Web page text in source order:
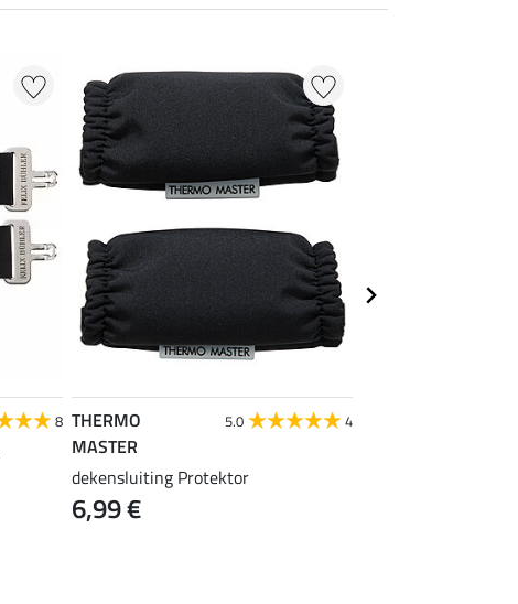
8 THERMO
MASTER
5.0 4
dekensluiting Protektor
6,99 €